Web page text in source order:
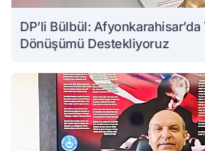
DP’li Bülbül:
Dönüşümü Destekliyoruz